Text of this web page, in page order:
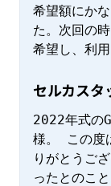
希望額にか
た。次回の
希望し、利
セルカスタ
2022年式の
様。 この度
りがとうご
ったとのこ